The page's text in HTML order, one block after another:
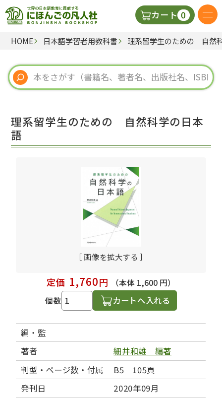
カート 0
日本語の教科書
視聴覚・補助教材
教師用参考書
HOME 日本語学習者用教科書 理系留学生のための 自然
理系留学生のための 自然科学の日本
語
［ 画像を拡大する ］
定価 1,760円
（本体 1,600 円）
個数
カートへ入れる
編・監
著者
細井和雄 編著
判型・ページ数・付属
B5 105頁
発刊日
2020年09月